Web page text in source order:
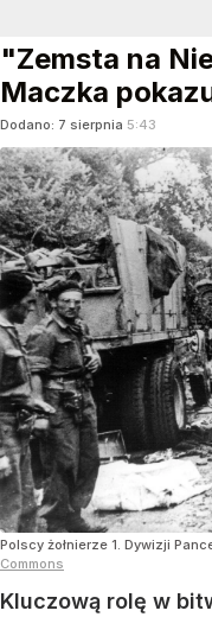
"Zemsta na
Maczka
Dodano: 7 sierpnia 5:43
Polscy żołnierze 1. Dywizji
Commons
Kluczową rolę w